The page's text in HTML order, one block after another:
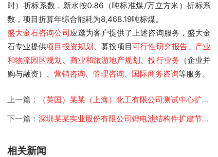
时）折标系数，新水按0.86（吨标准煤/万立方米）折标系
数，项目折算年综合能耗为8,468.19吨标煤。
盛大金石咨询公司应邀为客户提供了上述咨询服务，盛大金
石专业提供项目投资规划、募投项目可行性研究报告、 产业
和物流园区规划 、 商业和旅游地产规划、投行业务 （企业并
购与融资）、 营销咨询、 管理咨询、 国际商务咨询等服务。
上一篇：
（英国）某某（上海）化工有限公司测试中心扩建申请报告及节能评估
下一篇： 深圳某某实业股份有限公司锂电池结构件扩建节能评估
相关新闻